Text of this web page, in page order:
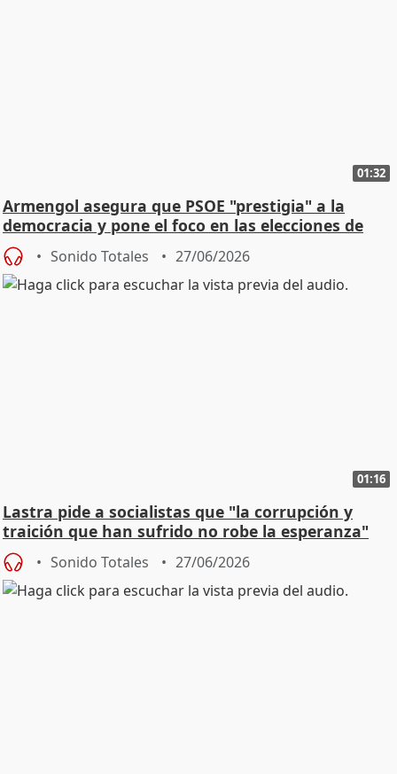
01:32
Armengol asegura que PSOE "prestigia" a la
democracia y pone el foco en las elecciones de
2027
Sonido Totales 27/06/2026
01:16
Lastra pide a socialistas que "la corrupción y
traición que han sufrido no robe la esperanza"
Sonido Totales 27/06/2026